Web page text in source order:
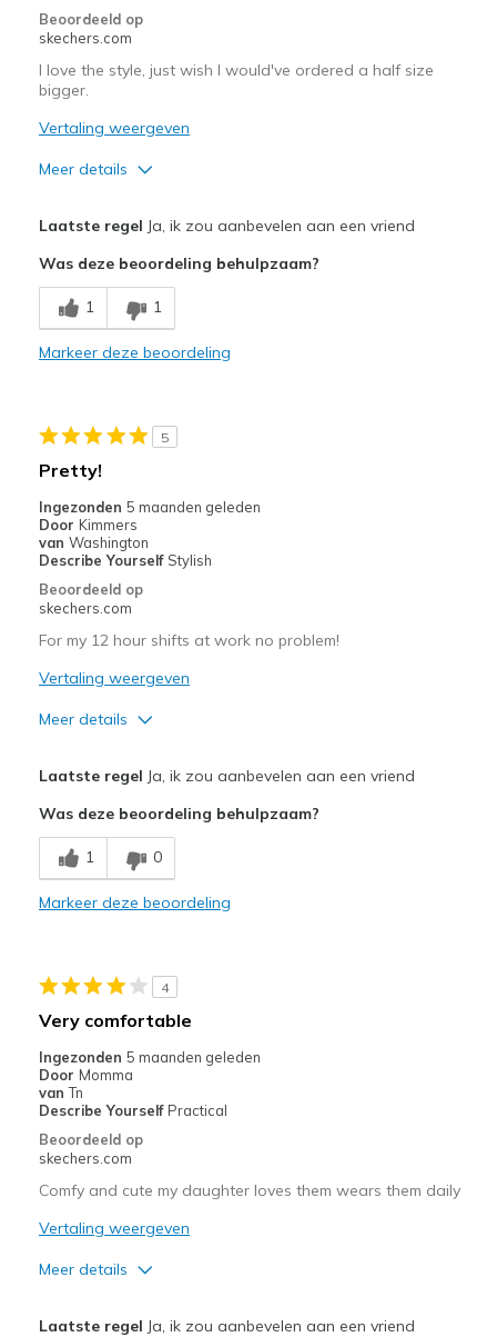
Width
Sizing
View On Shoes
I'm Really Into Shoes
Beoordeeld op
skechers.com
I love the style, just wish I would've ordered a half size
bigger.
Vertaling weergeven
Meer details
Comfortable
Stylish
View On Shoes
Laatste regel Ja, ik zou aanbevelen aan een vriend
Was deze beoordeling behulpzaam?
1 1
Markeer deze beoordeling
5
Pretty!
Ingezonden 5 maanden geleden
Door Kimmers
van Washington
Describe Yourself Stylish
Beoordeeld op
skechers.com
For my 12 hour shifts at work no problem!
Vertaling weergeven
Meer details
Stylish
Beste toepassingen
Casual Wear
Special Occasions
Width
Sizing
Feels true to size
View On Shoes
Laatste regel Ja, ik zou aanbevelen aan een vriend
Was deze beoordeling behulpzaam?
1 0
Markeer deze beoordeling
4
Very comfortable
Ingezonden 5 maanden geleden
Door Momma
van Tn
Describe Yourself Practical
Beoordeeld op
skechers.com
Comfy and cute my daughter loves them wears them daily
Vertaling weergeven
Meer details
Laatste regel Ja, ik zou aanbevelen aan een vriend